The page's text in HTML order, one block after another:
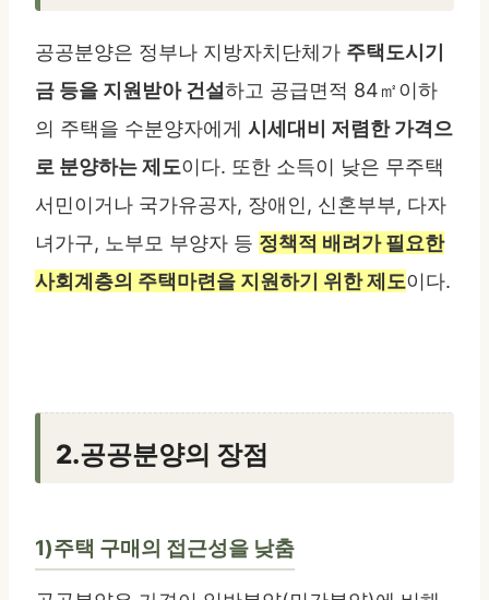
공공분양은 정부나 지방자치단체가 주택도시기
금 등을 지원받아 건설하고 공급면적 84㎡이하
의 주택을 수분양자에게 시세대비 저렴한 가격으
로 분양하는 제도이다. 또한 소득이 낮은 무주택
서민이거나 국가유공자, 장애인, 신혼부부, 다자
녀가구, 노부모 부양자 등 정책적 배려가 필요한
사회계층의 주택마련을 지원하기 위한 제도이다.
2.공공분양의 장점
1)주택 구매의 접근성을 낮춤